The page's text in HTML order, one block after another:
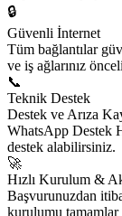
🔒
Güvenli İnternet
Tüm bağlantılar
ve iş ağlarınız
📞
Teknik Destek
Destek ve Arıza
WhatsApp Destek
destek alabilirsiniz.
🚀
Hızlı Kurulum &
Başvurunuzdan
kurulumu tamamlar